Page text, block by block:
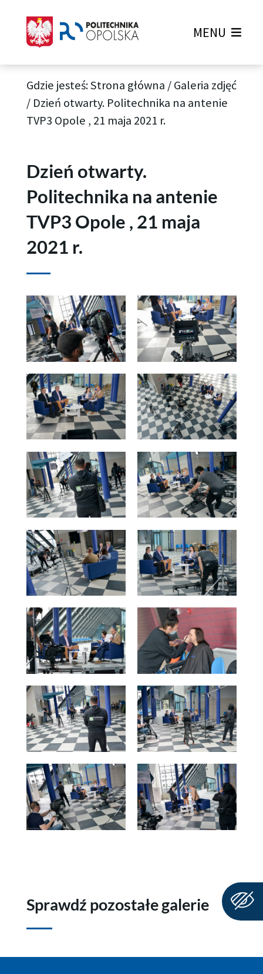
MENU
Gdzie jesteś:Strona główna /Galeria zdjęć
/ Dzień otwarty. Politechnika na antenie
TVP3 Opole , 21 maja 2021 r.
Dzień otwarty.
Politechnika na antenie
TVP3 Opole , 21 maja
2021 r.
Sprawdź pozostałe galerie